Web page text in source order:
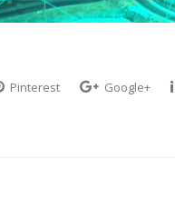
Pinterest Google+